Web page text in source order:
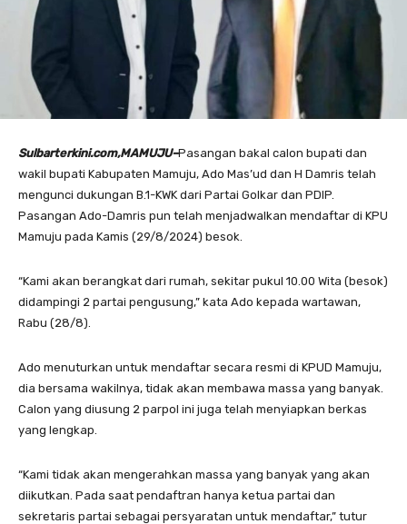
Sulbarterkini.com,MAMUJU–Pasangan bakal calon bupati dan
wakil bupati Kabupaten Mamuju, Ado Mas’ud dan H Damris telah
mengunci dukungan B.1-KWK dari Partai Golkar dan PDIP.
Pasangan Ado-Damris pun telah menjadwalkan mendaftar di KPU
Mamuju pada Kamis (29/8/2024) besok.
“Kami akan berangkat dari rumah, sekitar pukul 10.00 Wita (besok)
didampingi 2 partai pengusung,” kata Ado kepada wartawan,
Rabu (28/8).
Ado menuturkan untuk mendaftar secara resmi di KPUD Mamuju,
dia bersama wakilnya, tidak akan membawa massa yang banyak.
Calon yang diusung 2 parpol ini juga telah menyiapkan berkas
yang lengkap.
“Kami tidak akan mengerahkan massa yang banyak yang akan
diikutkan. Pada saat pendaftran hanya ketua partai dan
sekretaris partai sebagai persyaratan untuk mendaftar,” tutur